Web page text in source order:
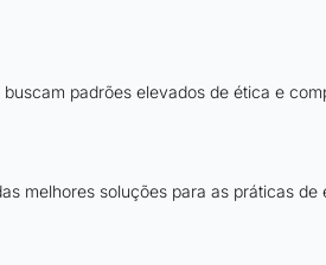
padrões elevados de ética e
melhores soluções para as práticas